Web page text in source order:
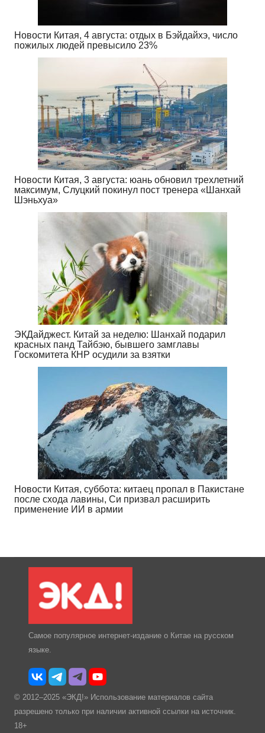
Новости Китая, 4 августа: отдых в Бэйдайхэ, число
пожилых людей превысило 23%
Новости Китая, 3 августа: юань обновил трехлетний
максимум, Слуцкий покинул пост тренера «Шанхай
Шэньхуа»
ЭКДайджест. Китай за неделю: Шанхай подарил
красных панд Тайбэю, бывшего замглавы
Госкомитета КНР осудили за взятки
Новости Китая, суббота: китаец пропал в Пакистане
после схода лавины, Си призвал расширить
применение ИИ в армии
Самое популярное интернет-издание о Китае на русском
языке.
© 2012–2025 «ЭКД!» Использование материалов сайта
разрешено только при наличии активной ссылки на источник.
18+